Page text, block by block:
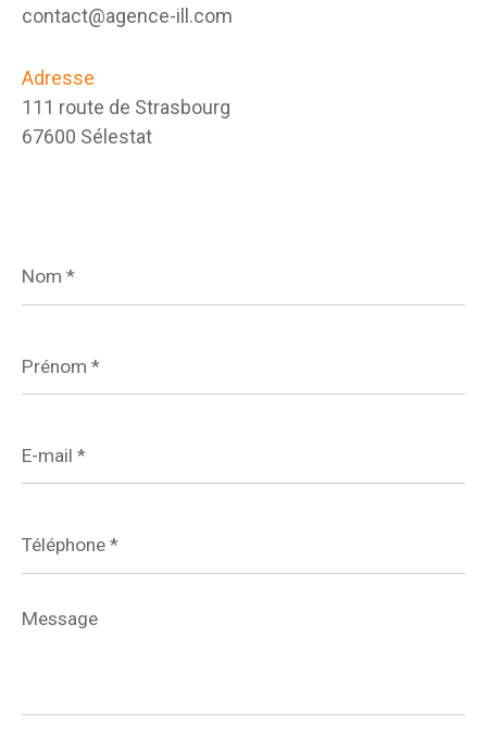
contact@agence-ill.com
Adresse
111 route de Strasbourg
67600 Sélestat
*
*
mail
*
*
Message
*